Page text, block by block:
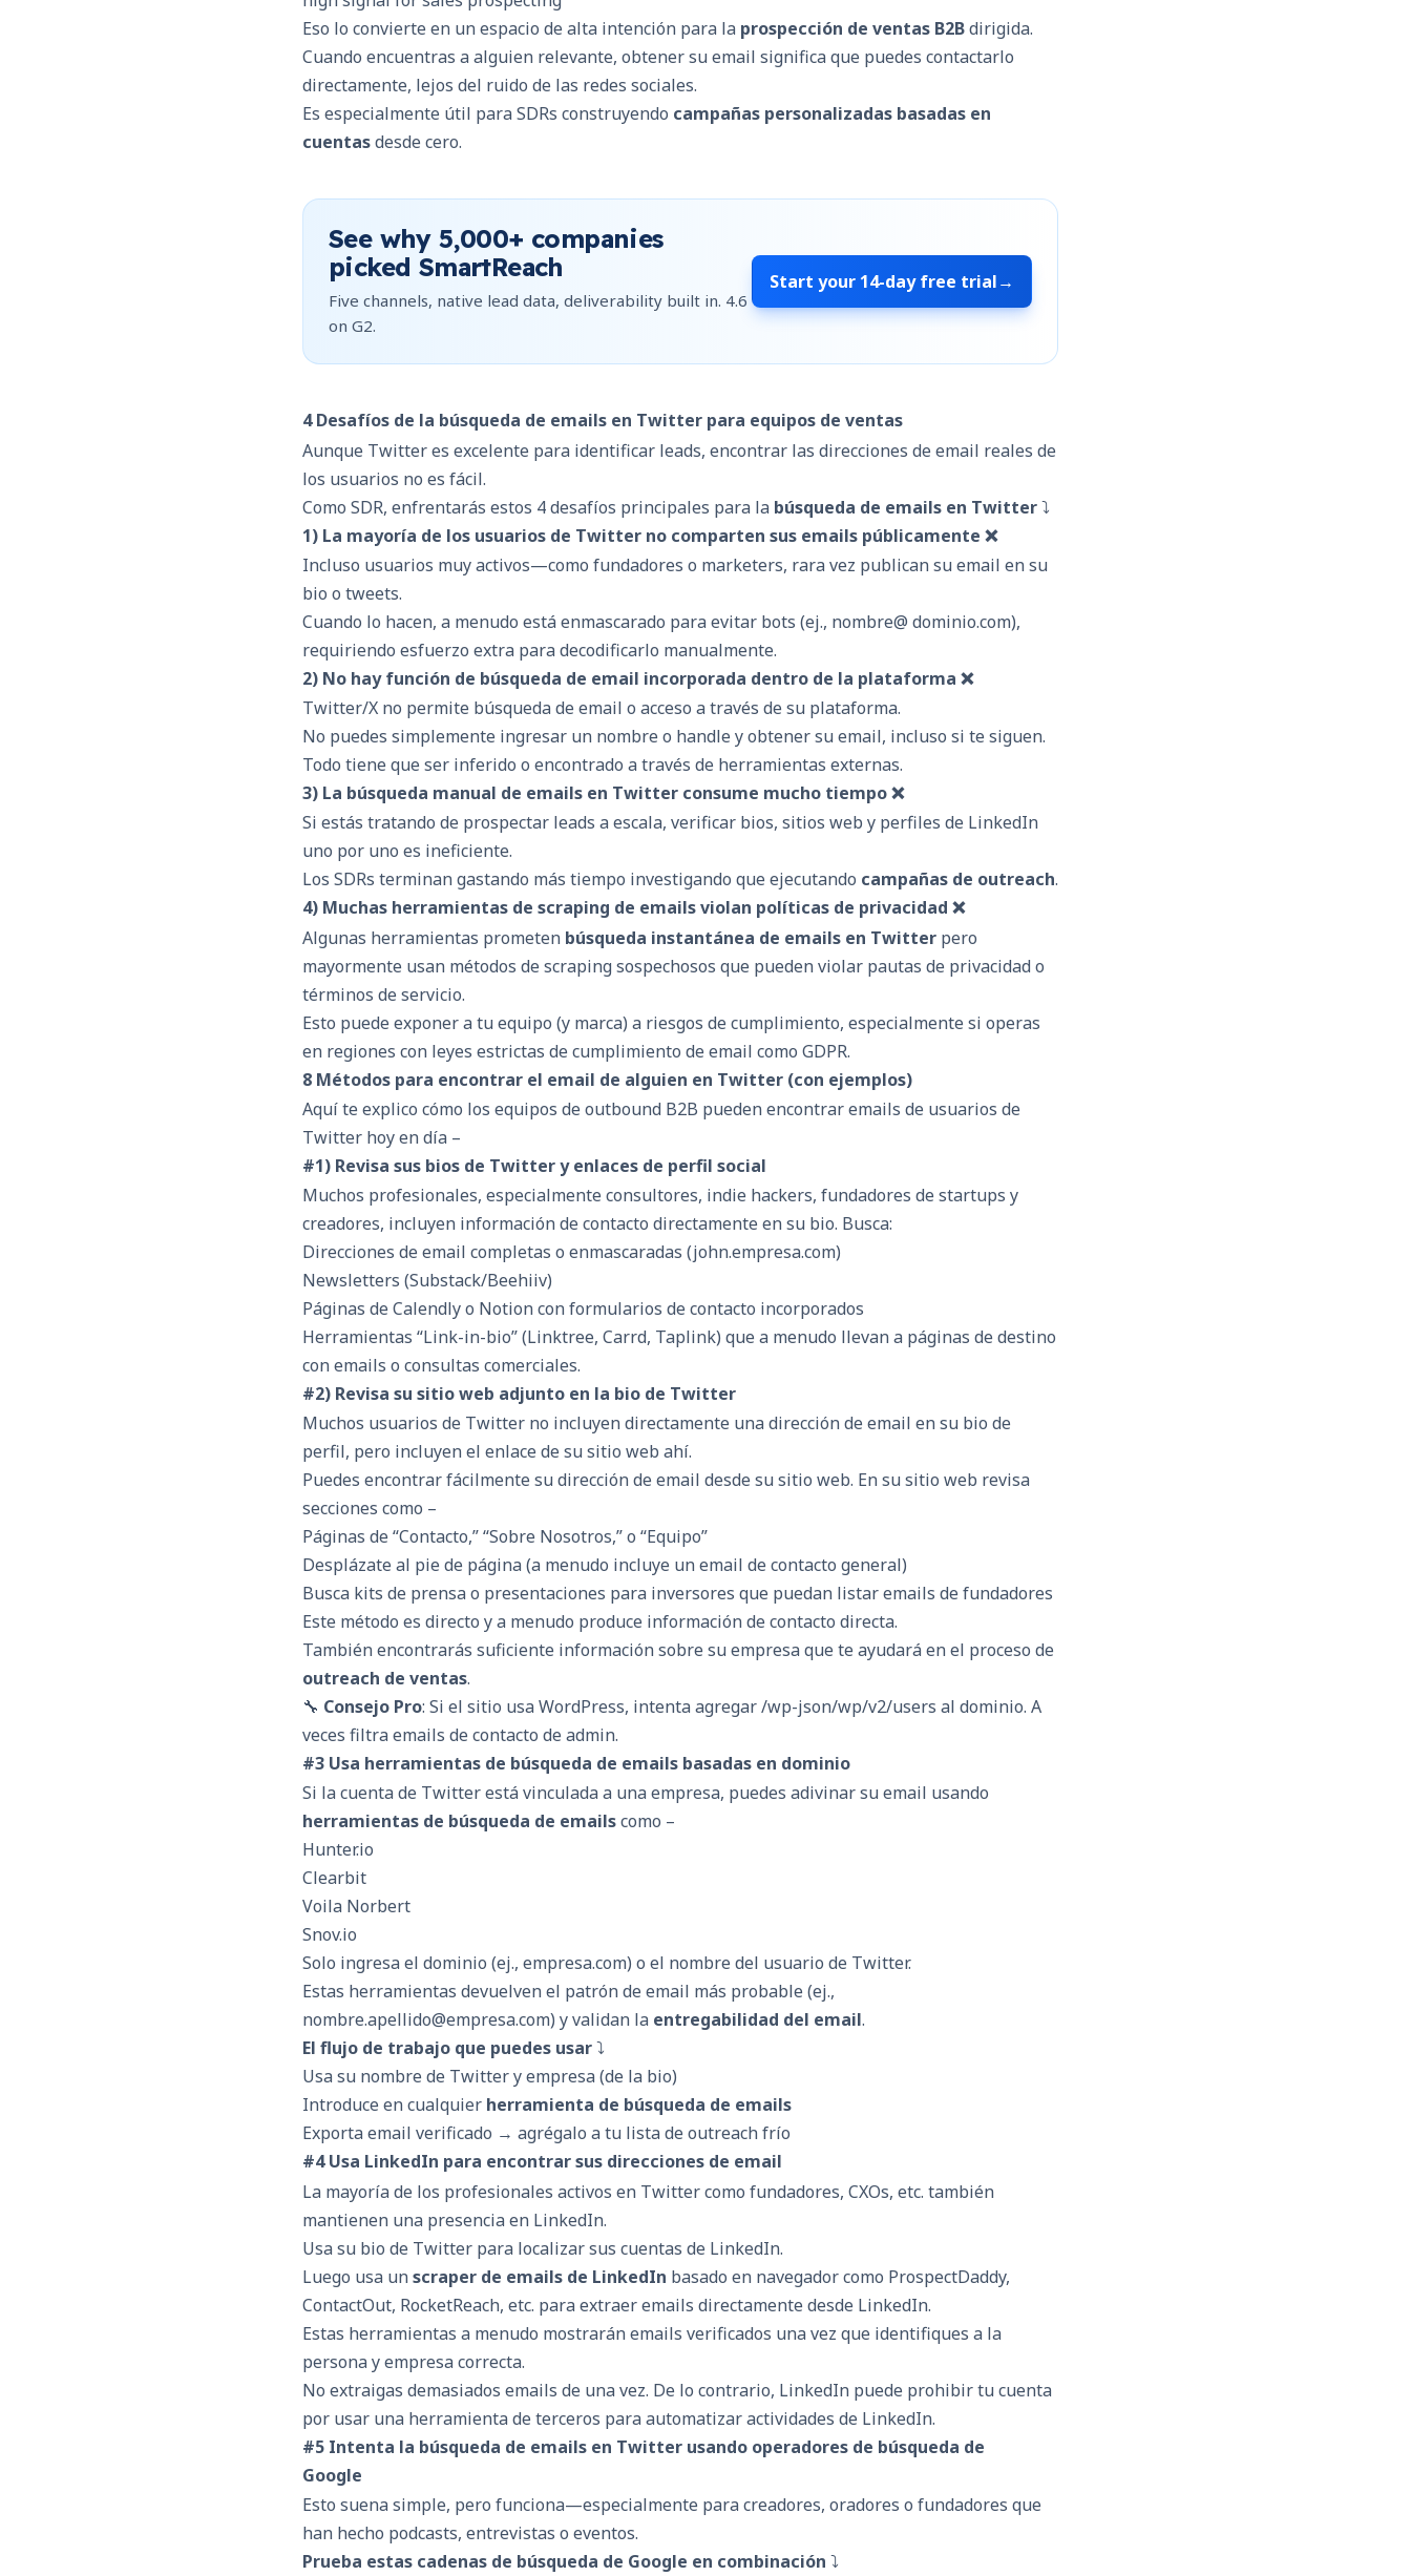
Eso lo convierte en un espacio de alta intención para la prospección de ventas B2Bdirigida.
Cuando encuentras a alguien relevante, obtener su email significa que puedes contactarlo
directamente, lejos del ruido de las redes sociales.
Es especialmente útil para SDRs construyendo campañas personalizadas basadas en
cuentasdesde cero.
See why5,000+ companies
picked SmartReach
Five channels, native lead data, deliverability built in. 4.6
on G2.
Start your 14-day free trial→
4 Desafíos de la búsqueda de emails en Twitter para equipos de ventas
Aunque Twitter es excelente para identificar leads, encontrar las direcciones de email reales de
los usuarios no es fácil.
Como SDR, enfrentarás estos 4 desafíos principales para la búsqueda de emails en Twitter⤵️
1) La mayoría de los usuarios de Twitter no comparten sus emails públicamente ❌
Incluso usuarios muy activos—como fundadores o marketers, rara vez publican su email en su
bio o tweets.
Cuando lo hacen, a menudo está enmascarado para evitar bots (ej., nombre@ dominio.com),
requiriendo esfuerzo extra para decodificarlo manualmente.
2) No hay función de búsqueda de email incorporada dentro de la plataforma ❌
Twitter/X no permite búsqueda de email o acceso a través de su plataforma.
No puedes simplemente ingresar un nombre o handle y obtener su email, incluso si te siguen.
Todo tiene que ser inferido o encontrado a través de herramientas externas.
3) La búsqueda manual de emails en Twitter consume mucho tiempo ❌
Si estás tratando de prospectar leads a escala, verificar bios, sitios web y perfiles de LinkedIn
uno por uno es ineficiente.
Los SDRs terminan gastando más tiempo investigando que ejecutando campañas de outreach.
4) Muchas herramientas de scraping de emails violan políticas de privacidad ❌
Algunas herramientas prometen búsqueda instantánea de emails en Twitter pero
mayormente usan métodos de scraping sospechosos que pueden violar pautas de privacidad o
términos de servicio.
Esto puede exponer a tu equipo (y marca) a riesgos de cumplimiento, especialmente si operas
en regiones con leyes estrictas de cumplimiento de email como GDPR.
8 Métodos para encontrar el email de alguien en Twitter (con ejemplos)
Aquí te explico cómo los equipos de outbound B2B pueden encontrar emails de usuarios de
Twitter hoy en día –
#1) Revisa sus bios de Twitter y enlaces de perfil social
Muchos profesionales, especialmente consultores, indie hackers, fundadores de startups y
creadores, incluyen información de contacto directamente en su bio. Busca:
Direcciones de email completas o enmascaradas (john.empresa.com)
Newsletters (Substack/Beehiiv)
Páginas de Calendly o Notion con formularios de contacto incorporados
Herramientas “Link-in-bio” (Linktree, Carrd, Taplink) que a menudo llevan a páginas de destino
con emails o consultas comerciales.
#2) Revisa su sitio web adjunto en la bio de Twitter
Muchos usuarios de Twitter no incluyen directamente una dirección de email en su bio de
perfil, pero incluyen el enlace de su sitio web ahí.
Puedes encontrar fácilmente su dirección de email desde su sitio web. En su sitio web revisa
secciones como –
Páginas de “Contacto,” “Sobre Nosotros,” o “Equipo”
Desplázate al pie de página (a menudo incluye un email de contacto general)
Busca kits de prensa o presentaciones para inversores que puedan listar emails de fundadores
Este método es directo y a menudo produce información de contacto directa.
También encontrarás suficiente información sobre su empresa que te ayudará en el proceso de
outreach de ventas.
🔧 Consejo Pro: Si el sitio usa WordPress, intenta agregar /wp-json/wp/v2/users al dominio. A
veces filtra emails de contacto de admin.
#3 Usa herramientas de búsqueda de emails basadas en dominio
Si la cuenta de Twitter está vinculada a una empresa, puedes adivinar su email usando
herramientas de búsqueda de emailscomo –
Hunter.io
Clearbit
Voila Norbert
Snov.io
Solo ingresa el dominio (ej., empresa.com) o el nombre del usuario de Twitter.
Estas herramientas devuelven el patrón de email más probable (ej.,
nombre.apellido@empresa.com) y validan la entregabilidad del email.
El flujo de trabajo que puedes usar⤵️
Usa su nombre de Twitter y empresa (de la bio)
Introduce en cualquier herramienta de búsqueda de emails
Exporta email verificado → agrégalo a tu lista de outreach frío
#4 Usa LinkedIn para encontrar sus direcciones de email
La mayoría de los profesionales activos en Twitter como fundadores, CXOs, etc. también
mantienen una presencia en LinkedIn.
Usa su bio de Twitter para localizar sus cuentas de LinkedIn.
Luego usa unscraper de emails de LinkedIn basado en navegador como ProspectDaddy,
ContactOut, RocketReach, etc. para extraer emails directamente desde LinkedIn.
Estas herramientas a menudo mostrarán emails verificados una vez que identifiques a la
persona y empresa correcta.
No extraigas demasiados emails de una vez. De lo contrario, LinkedIn puede prohibir tu cuenta
por usar una herramienta de terceros para automatizar actividades de LinkedIn.
#5 Intenta la búsqueda de emails en Twitter usando operadores de búsqueda de
Google
Esto suena simple, pero funciona—especialmente para creadores, oradores o fundadores que
han hecho podcasts, entrevistas o eventos.
Prueba estas cadenas de búsqueda de Google en combinación ⤵️